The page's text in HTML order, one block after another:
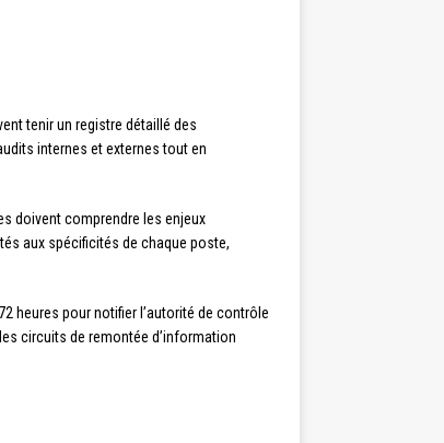
tenir un registre détaillé des
internes et externes tout en
doivent comprendre les enjeux
aux spécificités de chaque poste,
heures pour notifier l’autorité de contrôle
circuits de remontée d’information